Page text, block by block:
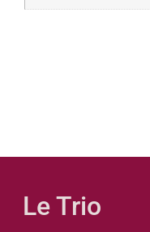
Le Trio